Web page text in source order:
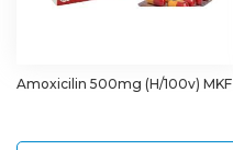
Amoxicilin 500mg (H/100v) MKF